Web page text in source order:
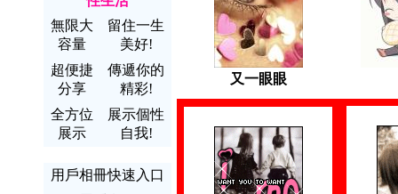
無限大
容量
留住一生
美好!
超便捷
分享
傳遞你的
精彩!
全方位
展示
展示個性
自我!
用戶相冊快速入口
又一眼眼